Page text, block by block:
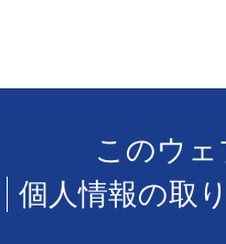
このウ
個人情報の取